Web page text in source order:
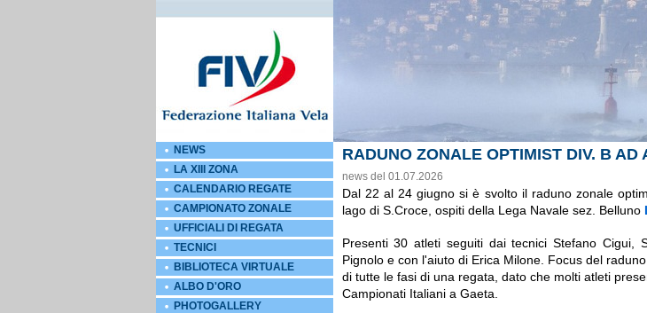
RADUNO ZONALE OPTIMIST DIV. B AD
news del 01.07.2026
Dal 22 al 24 giugno si è svolto il raduno zonale
lago di S.Croce, ospiti della Lega Navale sez. Belluno
Presenti 30 atleti seguiti dai tecnici Stefano Cigui,
Pignolo e con l'aiuto di Erica Milone. Focus del
di tutte le fasi di una regata, dato che molti atleti
Campionati Italiani a Gaeta.
NEWS
LA XIII ZONA
CALENDARIO REGATE
CAMPIONATO ZONALE
UFFICIALI DI REGATA
TECNICI
BIBLIOTECA VIRTUALE
ALBO D'ORO
PHOTOGALLERY